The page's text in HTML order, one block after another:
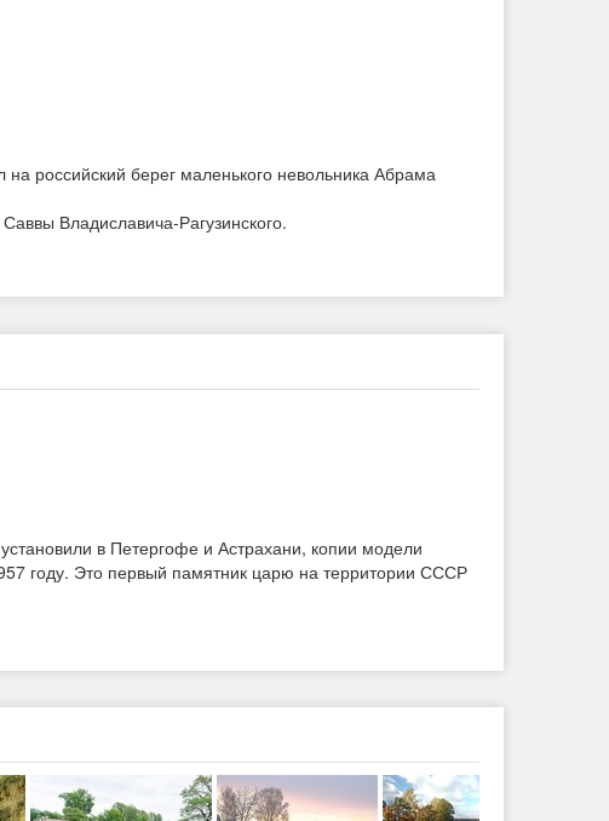
российский берег маленького невольника Абрама
Владиславича-Рагузинского.
в Петергофе и Астрахани, копии модели
году. Это первый памятник царю на территории СССР